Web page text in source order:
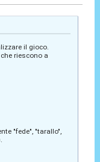
il gioco.
riescono a
"fede", "tarallo",